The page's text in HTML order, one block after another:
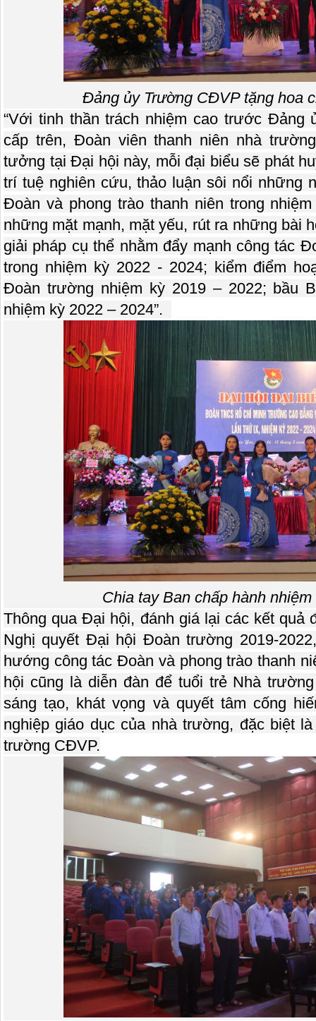
Đảng ủy Trường CĐVP tặng hoa
“Với tinh thần trách nhiệm cao trước Đảng
cấp trên, Đoàn viên thanh niên nhà
tưởng tại Đại hội này, mỗi đại biểu sẽ phát
trí tuệ nghiên cứu, thảo luận sôi nổi những
Đoàn và phong trào thanh niên trong
những mặt mạnh, mặt yếu, rút ra những bài
giải pháp cụ thể nhằm đẩy mạnh công tác
trong nhiệm kỳ 2022 - 2024; kiểm điểm
Đoàn trường nhiệm kỳ 2019 – 2022; bầu
nhiệm kỳ 2022 – 2024”.
Chia tay Ban chấp hành
Thông qua Đại hội, đánh giá lại các kết quả
Nghị quyết Đại hội Đoàn trường 2019-
hướng công tác Đoàn và phong trào thanh
hội cũng là diễn đàn để tuổi trẻ Nhà
sáng tạo, khát vọng và quyết tâm cống
nghiệp giáo dục của nhà trường, đặc biệt
trường CĐVP.